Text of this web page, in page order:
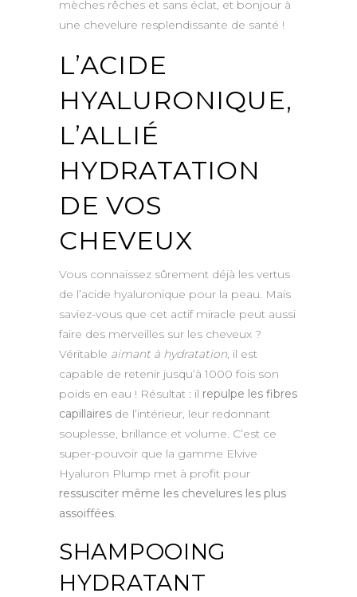
mèches rêches et sans éclat, et bonjour à
une chevelure resplendissante de santé !
L’ACIDE
HYALURONIQUE,
L’ALLIÉ
HYDRATATION
DE VOS
CHEVEUX
Vous connaissez sûrement déjà les vertus
de l’acide hyaluronique pour la peau. Mais
saviez-vous que cet actif miracle peut aussi
faire des merveilles sur les cheveux ?
Véritable aimant à hydratation, il est
capable de retenir jusqu’à 1000 fois son
poids en eau ! Résultat : il repulpe les fibres
capillaires de l’intérieur, leur redonnant
souplesse, brillance et volume. C’est ce
super-pouvoir que la gamme Elvive
Hyaluron Plump met à profit pour
ressusciter même les chevelures les plus
assoiffées.
SHAMPOOING
HYDRATANT